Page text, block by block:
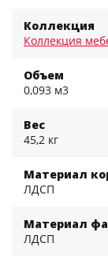
Коллекция
Коллекция
Объем
0,093 м3
Вес
45,2 кг
Материал
ЛДСП
Материал
ЛДСП